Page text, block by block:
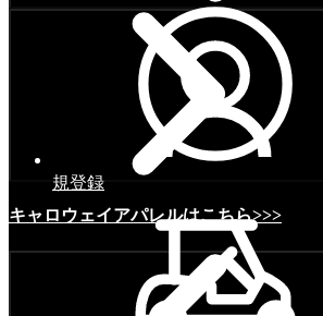
キャロウェイアパレルはこちら>>>
規登録